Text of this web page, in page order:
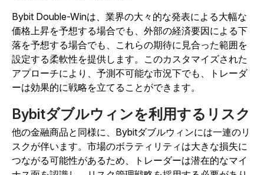
Bybit Double-Winは、業界の大々的な発表による大幅な
価格上昇を予想する場合でも、外部の経済要因による下
落を予想する場合でも、これらの期待に見合った範囲を
設定する柔軟性を提供します。このカスタマイズされた
アプローチにより、予測不可能な市況下でも、トレーダ
ーは効果的に戦略を立てることができます。
Bybitダブルウィンを利用するリスク
他の金融商品と同様に、Bybitダブルウィンには一連のリ
スクが伴います。市場のボラティリティは大きな損失に
つながる可能性があるため、トレーダーは潜在的なマイ